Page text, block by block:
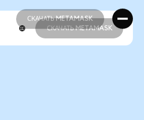
СКАЧАТЬ METAMASK
СКАЧАТЬ METAMASK
СКАЧАТЬ METAMASK